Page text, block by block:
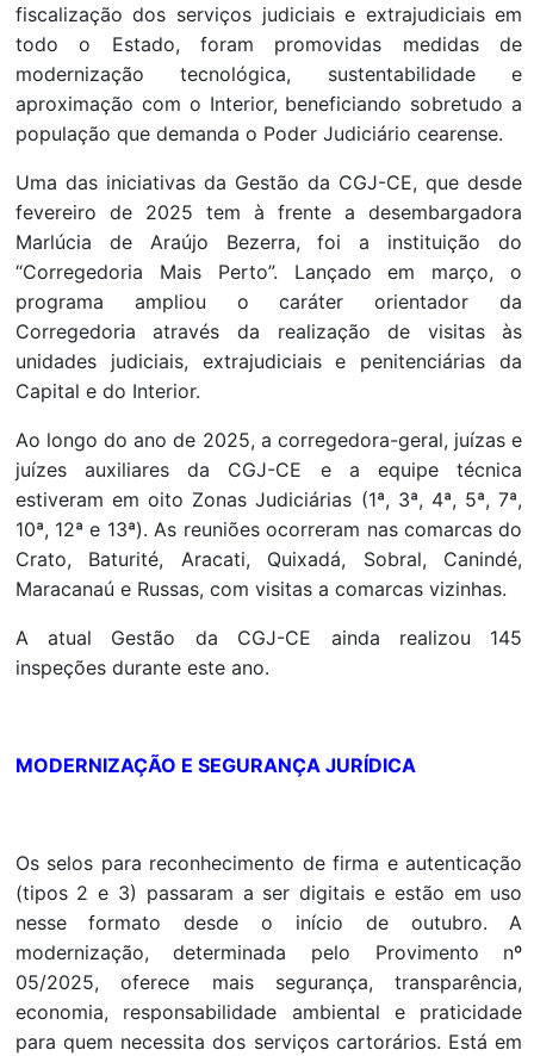
fiscalização dos serviços judiciais e extrajudiciais em
todo o Estado, foram promovidas medidas de
modernização tecnológica, sustentabilidade e
aproximação com o Interior, beneficiando sobretudo a
população que demanda o Poder Judiciário cearense.
Uma das iniciativas da Gestão da CGJ-CE, que desde
fevereiro de 2025 tem à frente a desembargadora
Marlúcia de Araújo Bezerra, foi a instituição do
“Corregedoria Mais Perto”. Lançado em março, o
programa ampliou o caráter orientador da
Corregedoria através da realização de visitas às
unidades judiciais, extrajudiciais e penitenciárias da
Capital e do Interior.
Ao longo do ano de 2025, a corregedora-geral, juízas e
juízes auxiliares da CGJ-CE e a equipe técnica
estiveram em oito Zonas Judiciárias (1ª, 3ª, 4ª, 5ª, 7ª,
10ª, 12ª e 13ª). As reuniões ocorreram nas comarcas do
Crato, Baturité, Aracati, Quixadá, Sobral, Canindé,
Maracanaú e Russas, com visitas a comarcas vizinhas.
A atual Gestão da CGJ-CE ainda realizou 145
inspeções durante este ano.
MODERNIZAÇÃO E SEGURANÇA JURÍDICA
Os selos para reconhecimento de firma e autenticação
(tipos 2 e 3) passaram a ser digitais e estão em uso
nesse formato desde o início de outubro. A
modernização, determinada pelo Provimento nº
05/2025, oferece mais segurança, transparência,
economia, responsabilidade ambiental e praticidade
para quem necessita dos serviços cartorários. Está em